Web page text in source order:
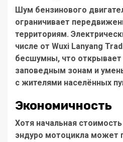
Шум бензинового
ограничивает
территориям.
числе от Wuxi Lanyang
бесшумны, что открывает
заповедным зонам и
с жителями населённых
Экономичность
Хотя начальная стоимость
эндуро мотоцикла может